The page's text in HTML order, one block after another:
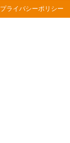
プライバシーポリシー